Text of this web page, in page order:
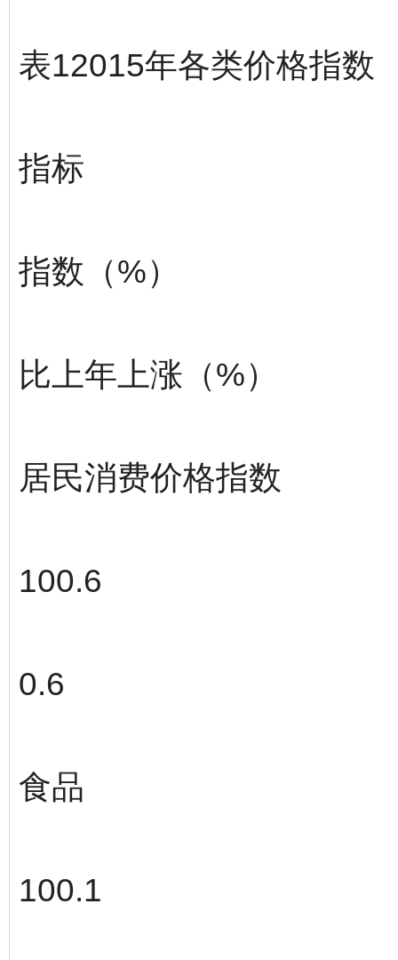
表12015年各类价格指数
指标
指数（%）
比上年上涨（%）
居民消费价格指数
100.6
0.6
食品
100.1